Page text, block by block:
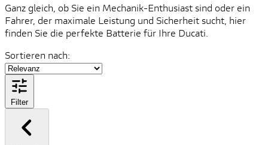
Ganz gleich, ob Sie ein Mechanik-Enthusiast sind oder ein
Fahrer, der maximale Leistung und Sicherheit sucht, hier
finden Sie die perfekte Batterie für Ihre Ducati.
Sortieren nach:
Filter